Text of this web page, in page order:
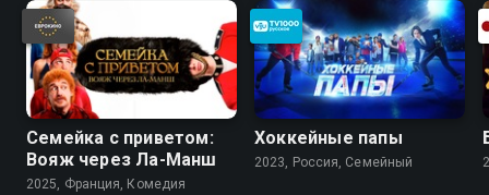
Семейка с приветом:
Вояж через Ла-Манш
2025, Франция, Комедия
Хоккейные папы
2023, Россия, Cемейный